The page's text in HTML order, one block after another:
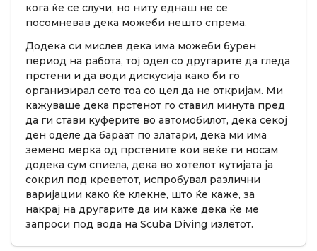
кога ќе се случи, но ниту еднаш не се
посомневав дека можеби нешто спрема.
Додека си мислев дека има можеби бурен
период на работа, тој одел со другарите да гледа
прстени и да води дискусија како би го
организирал сето тоа со цел да не откријам. Ми
кажуваше дека прстенот го ставил минута пред
да ги стави куферите во автомобилот, дека секој
ден оделе да бараат по златари, дека ми има
земено мерка од прстените кои веќе ги носам
додека сум спиела, дека во хотелот кутијата ја
сокрил под креветот, испробувал различни
варијации како ќе клекне, што ќе каже, за
накрај на другарите да им каже дека ќе ме
запроси под вода на Scuba Diving излетот.